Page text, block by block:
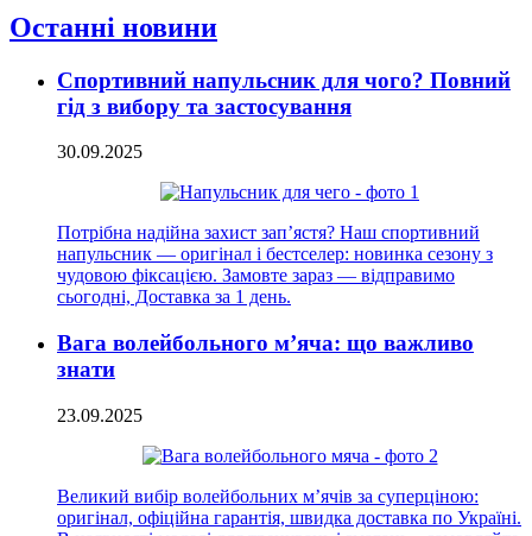
Останні новини
Спортивний напульсник для чого? Повний
гід з вибору та застосування
30.09.2025
Потрібна надійна захист зап’ястя? Наш спортивний
напульсник — оригінал і бестселер: новинка сезону з
чудовою фіксацією. Замовте зараз — відправимо
сьогодні, Доставка за 1 день.
Вага волейбольного м’яча: що важливо
знати
23.09.2025
Великий вибір волейбольних м’ячів за суперціною:
оригінал, офіційна гарантія, швидка доставка по Україні.